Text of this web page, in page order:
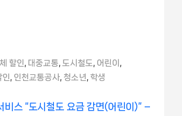
할인 대중교통 도시철도 어린이
인천교통공사 청소년 학생
비스 “도시철도 요금 감면(어린이)” –